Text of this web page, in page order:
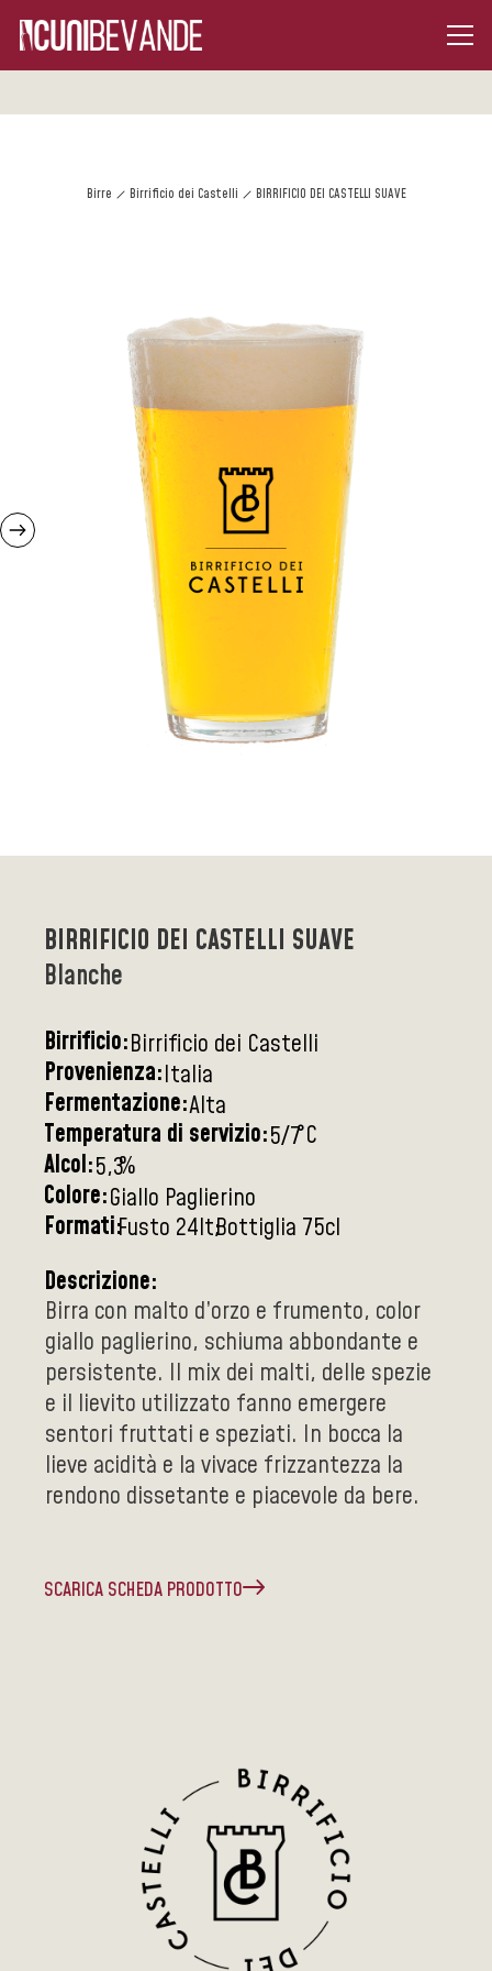
Birre Birrificio dei Castelli BIRRIFICIO DEI CASTELLI SUAVE
BIRRIFICIO DEI CASTELLI SUAVE
Blanche
Birrificio:Birrificio dei Castelli
Provenienza:Italia
Fermentazione:Alta
Temperatura di servizio:5/7°C
Alcol:5,3%
Colore:Giallo Paglierino
Formati:Fusto 24ltBottiglia 75cl
Descrizione:
Birra con malto d’orzo e frumento, color
giallo paglierino, schiuma abbondante e
persistente. Il mix dei malti, delle spezie
e il lievito utilizzato fanno emergere
sentori fruttati e speziati. In bocca la
lieve acidità e la vivace frizzantezza la
rendono dissetante e piacevole da bere.
SCARICA SCHEDA PRODOTTO